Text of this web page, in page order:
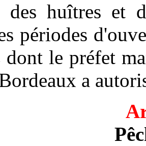
des huîtres et
périodes
dont le préfet
a